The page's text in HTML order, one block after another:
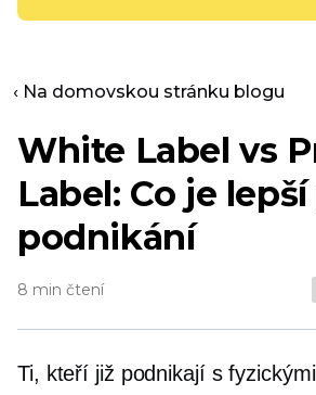
‹ Na domovskou stránku blogu
White Label vs
Label: Co je
podnikání
8 min čtení
Ti, kteří již podnikají s